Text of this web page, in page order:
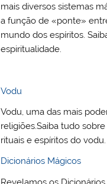
mais diversos sistemas
a função de «ponte»
mundo dos espíritos.
espiritualidade.
Vodu
Vodu, uma das mais
religiões.Saiba tudo
rituais e espíritos do vodu.
Dicionários Mágicos